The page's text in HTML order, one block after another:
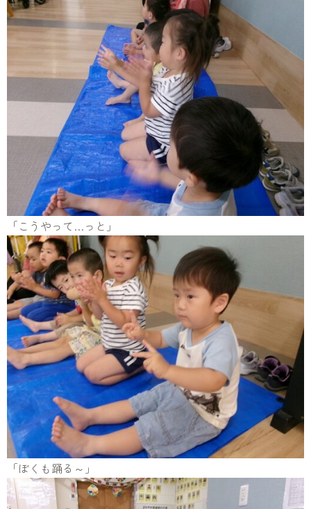
「こうやって…っと」
「ぼくも踊る～」